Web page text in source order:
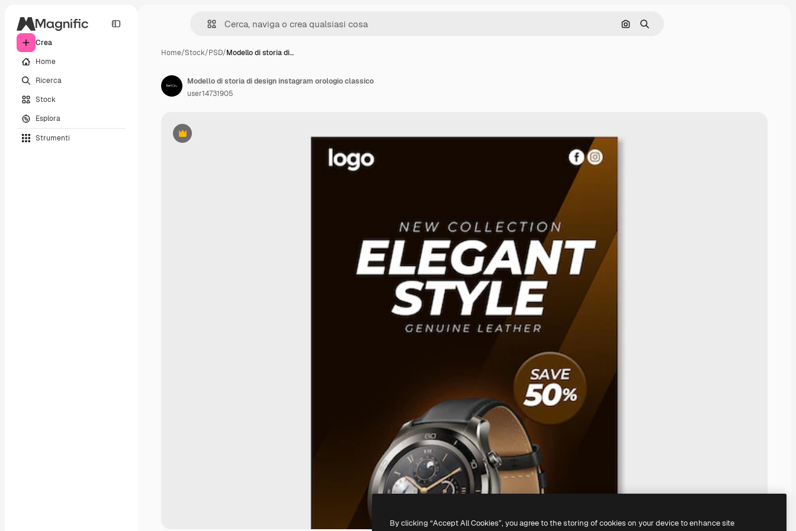
Crea
Home
Ricerca
Stock
Esplora
Strumenti
Cerca per immagine
Ricerca
Home/Stock/PSD/Modello di storia di…
Premium
Modello di storia di design instagram orologio classico
user14731905
By clicking “Accept All Cookies”, you agree to the storing of cookies on your device to enhance site